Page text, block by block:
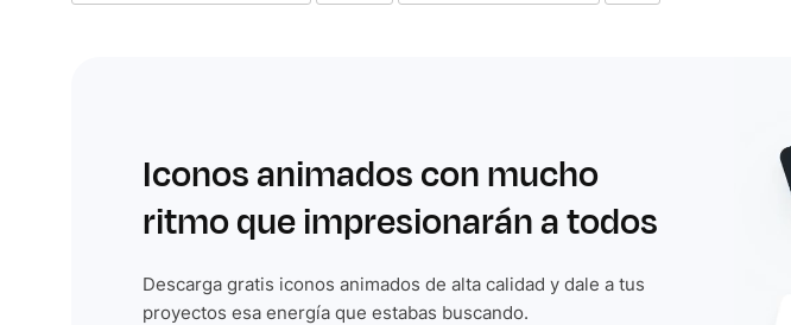
Iconos animados con mucho
ritmo que impresionarán a todos
Descarga gratis iconos animados de alta calidad y dale a tus
proyectos esa energía que estabas buscando.